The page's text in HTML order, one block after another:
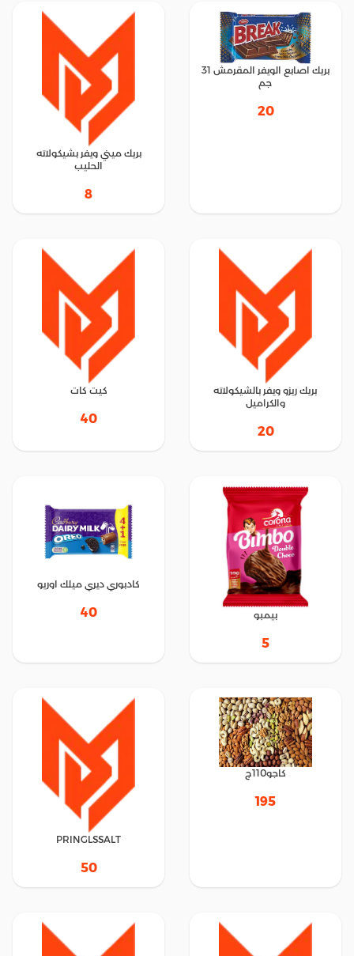
بريك اصابع الويفر المقرمش 31
جم
20
بريك ميني ويفر بشيكولاته
الحليب
8
بريك ريزو ويفر بالشيكولاته
والكراميل
20
كيت كات
40
بيمبو
5
كادبوري ديري ميلك اوريو
40
كاجو110ج
195
PRINGLSSALT
50